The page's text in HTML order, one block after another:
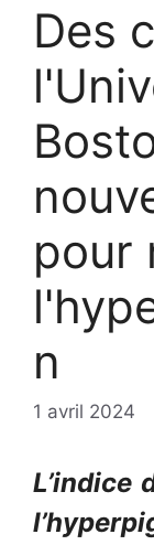
Des
pour
n
1 avril 2024
L’indice